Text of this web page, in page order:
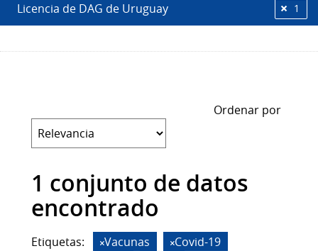
Licencia de DAG de Uruguay 1
Ordenar por
1 conjunto de datos
encontrado
Etiquetas: Vacunas
Covid-19